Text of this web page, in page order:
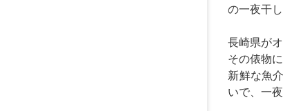
の一夜干
長崎県が
その俵物
新鮮な魚
いで、一